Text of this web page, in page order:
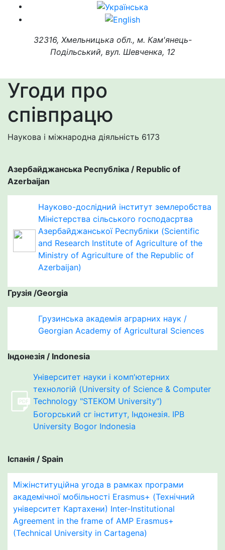
32316, Хмельницька обл., м. Кам'янець-
Подільський, вул. Шевченка, 12
Угоди про
співпрацю
Наукова і міжнародна діяльність 6173
Азербайджанська Республіка / Republic of
Azerbaijan
Науково-дослідний інститут землеробства
Міністерства сільського господасртва
Азербайджанської Республіки (Scientific
and Research Institute of Agriculture of the
Ministry of Agriculture of the Republic of
Azerbaijan)
Грузія /Georgia
Грузинська академія аграрних наук /
Georgian Academy of Agricultural Sciences
Індонезія / Indonesia
Університет науки і комп'ютерних
технологій (University of Science & Computer
Technology "STEKOM University")
Богорський сг інститут, Індонезія. IPB
University Bogor Indonesia
Іспанія / Spain
Міжінституційна угода в рамках програми
академічної мобільності Erasmus+ (Технічний
університет Картахени) Inter-Institutional
Agreement in the frame of AMP Erasmus+
(Technical University in Cartagena)